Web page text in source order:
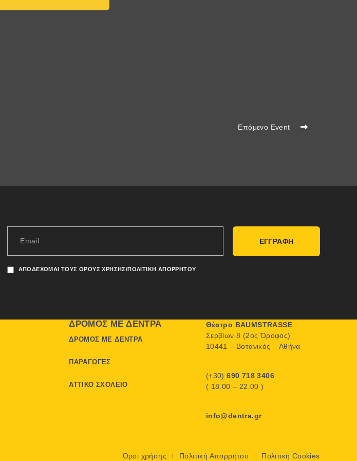
Επόμενο Event
ΑΠΟΔΈΧΟΜΑΙ ΤΟΥΣ ΌΡΟΥΣ ΧΡΉΣΗΣ/ΠΟΛΙΤΙΚΉ ΑΠΟΡΡΉΤΟΥ
ΕΓΓΡΑΦΗ
ΔΡΌΜΟΣ ΜΕ ΔΈΝΤΡΑ
ΔΡΌΜΟΣ ΜΕ ΔΈΝΤΡΑ
ΠΑΡΑΓΩΓΈΣ
ΑΤΤΙΚΌ ΣΧΟΛΕΊΟ
Θέατρο BAUMSTRASSE
Σερβίων 8 (2ος Όροφος)
10441 – Βοτανικός – Αθήνα
(+30)690 718 3406
( 18.00 – 22.00 )
info@dentra.gr
Όροι χρήσης Πολιτική Απορρήτου Πολιτική Cookies